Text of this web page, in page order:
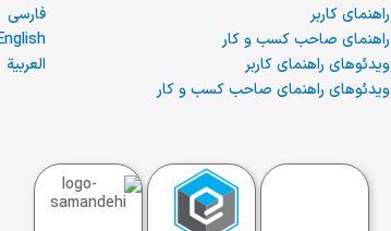
راهنمای کاربر
راهنمای صاحب کسب و کار
ویدئوهای راهنمای کاربر
ویدئوهای راهنمای صاحب کسب و کار
فارسی
العربية